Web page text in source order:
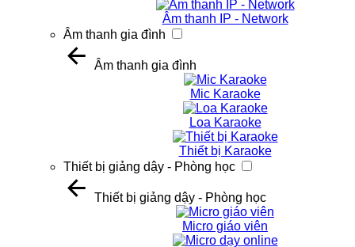
Âm thanh IP - Network
Âm thanh gia đình
Âm thanh gia đình
Mic Karaoke
Loa Karaoke
Thiết bị Karaoke
Thiết bị giảng dậy - Phòng học
Thiết bị giảng dậy - Phòng học
Micro giáo viên